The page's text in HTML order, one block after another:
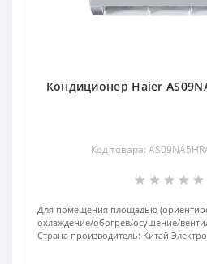
Кондиционер Haier
Код товара:
Для помещения площадью
охлаждение/обогрев/осушение/
Страна производитель: Китай